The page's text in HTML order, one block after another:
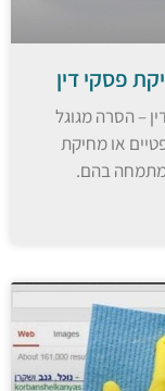
פסקי דין
– הסרה מגוגל
או מחיקת
מתמחה בהם.